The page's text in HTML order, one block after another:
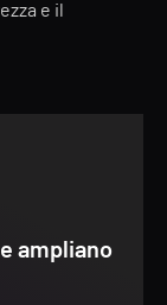
e il
ampliano